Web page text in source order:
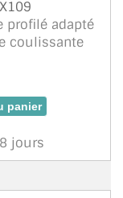
profilé adapté
coulissante
le profilé
ainsi que la
et la ...
jours